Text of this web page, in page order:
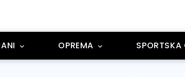
OPREMA SPORTSKA